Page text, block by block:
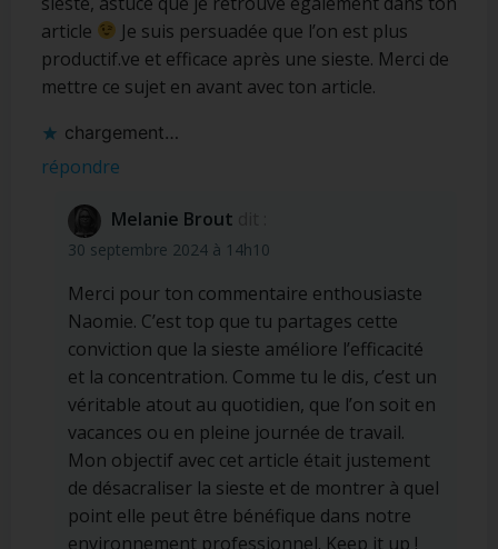
article
Je suis persuadée que l’on est plus
productif.ve et efficace après une sieste. Merci de
mettre ce sujet en avant avec ton article.
chargement…
répondre
Melanie Brout
30 septembre 2024 à 14h10
Merci pour ton commentaire enthousiaste
Naomie. C’est top que tu partages cette
conviction que la sieste améliore l’efficacité
et la concentration. Comme tu le dis, c’est un
véritable atout au quotidien, que l’on soit en
vacances ou en pleine journée de travail.
Mon objectif avec cet article était justement
de désacraliser la sieste et de montrer à quel
point elle peut être bénéfique dans notre
environnement professionnel. Keep it up !